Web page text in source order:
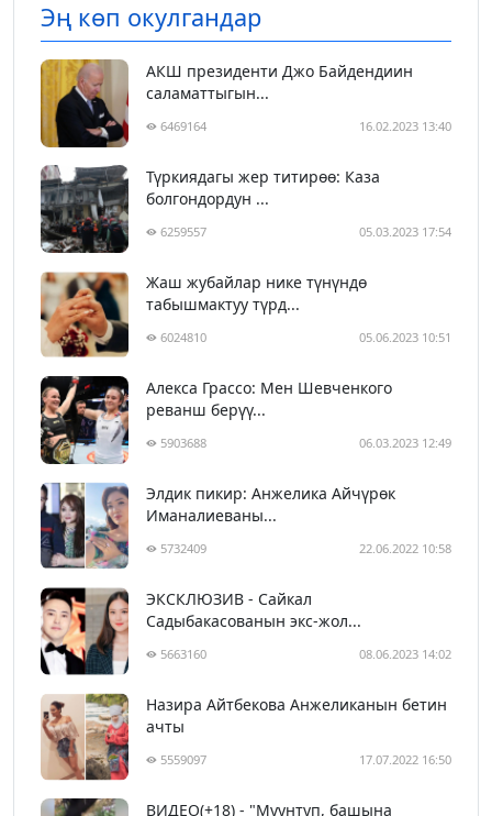
Эң көп окулгандар
АКШ президенти Джо Байдендиин
саламаттыгын...
6469164 16.02.2023 13:40
Түркиядагы жер титирөө: Каза
болгондордун ...
6259557 05.03.2023 17:54
Жаш жубайлар нике түнүндө
табышмактуу түрд...
6024810 05.06.2023 10:51
Алекса Грассо: Мен Шевченкого
реванш берүү...
5903688 06.03.2023 12:49
Элдик пикир: Анжелика Айчүрөк
Иманалиеваны...
5732409 22.06.2022 10:58
ЭКСКЛЮЗИВ - Сайкал
Садыбакасованын экс-жол...
5663160 08.06.2023 14:02
Назира Айтбекова Анжеликанын бетин
ачты
5559097 17.07.2022 16:50
ВИДЕО(+18) - "Муунтуп, башына